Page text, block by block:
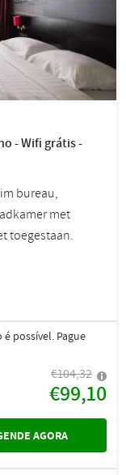
- Wifi grátis -
bureau,
met
toegestaan.
possível. Pague
€104,32
€99,10
AGORA